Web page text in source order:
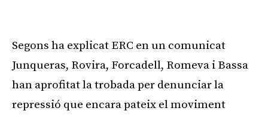
Segons ha explicat ERC en un comunicat
Junqueras, Rovira, Forcadell, Romeva i Bassa
han aprofitat la trobada per denunciar la
repressió que encara pateix el moviment